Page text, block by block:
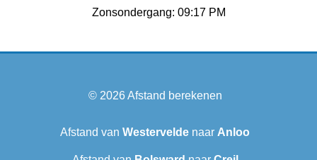
Zonsondergang: 09:17 PM
© 2026Afstand berekenen
Afstand van Westervelde naar Anloo